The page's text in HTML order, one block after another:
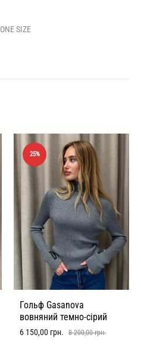
ONE SIZE
25%
Гольф Gasanova
вовняний темно-сірий
6 150,00 грн. 8 200,00грн.